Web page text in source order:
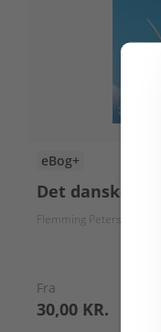
eBog+
Det danske
Flemming Petersen
Fra
30,00 KR.